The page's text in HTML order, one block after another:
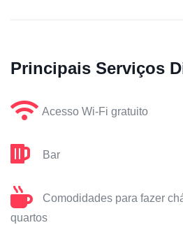
Principais Serviços
Acesso Wi-Fi gratuito
Bar
Comodidades para fazer
quartos